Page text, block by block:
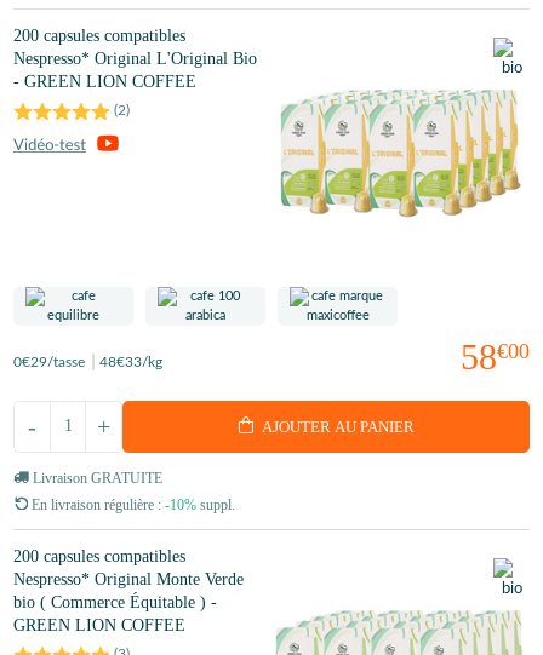
200 capsules compatibles
Nespresso* Original L'Original Bio
- GREEN LION COFFEE
(2)
58€00
0€29/tasse 48€33/kg
+
- AJOUTER AU PANIER
Livraison GRATUITE
En livraison régulière : -10% suppl.
200 capsules compatibles
Nespresso* Original Monte Verde
bio ( Commerce Équitable ) -
GREEN LION COFFEE